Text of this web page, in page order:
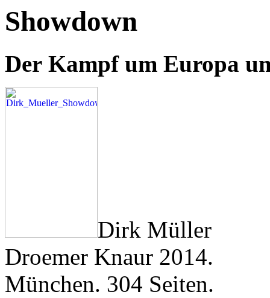
Showdown
Der Kampf um Europa
Dirk Müller
Droemer Knaur 2014.
München. 304 Seiten.